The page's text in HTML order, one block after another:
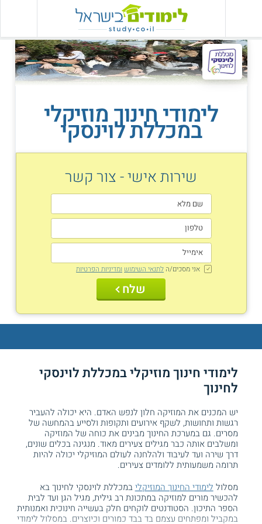
לימודי חינוך מוזיקלי
במכללת לוינסקי
שירות אישי - צור קשר
אני מסכים/ה לתנאי השימוש ומדיניות הפרטיות
שלח
לימודי חינוך מוזיקלי במכללת לוינסקי
לחינוך
יש המכנים את המוזיקה חלון לנפש האדם. היא יכולה להעביר
רגשות ותחושות, לשקף אירועים ותקופות ולסייע בהמחשה של
מסרים. גם במערכת החינוך מבינים את כוחה של המוזיקה
ומשלבים אותה כבר מגילים צעירים מאוד. מנגינה בכלים שונים,
דרך שירה ועד לעיבוד ולהלחנה לעולם המוזיקלי יכולה להיות
תרומה משמעותית ללומדים צעירים.
מסלול לימודי החינוך המוזיקליבמכללת לוינסקי לחינוך בא
להכשיר מורים למוזיקה במתכונת רב גילית, מגיל הגן ועד לבית
הספר התיכון. הסטודנטים לוקחים חלק בעשייה חינוכית ואמנותית
במקביל ומפתחים עצמם בד בבד כמורים וכיוצרים. במסלול לימודי